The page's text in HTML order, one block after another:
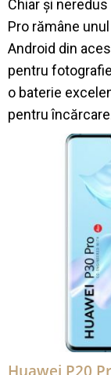
Chiar și
Pro rămâne
Android din
pentru
o baterie
pentru